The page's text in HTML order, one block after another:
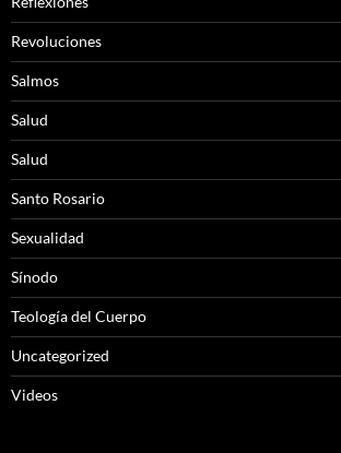
Revoluciones
Salmos
Salud
Salud
Santo Rosario
Sexualidad
Sínodo
Teología del Cuerpo
Uncategorized
Videos